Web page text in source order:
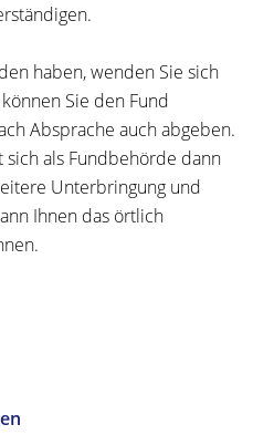
haben, wenden Sie sich
Sie den Fund
Absprache auch abgeben.
als Fundbehörde dann
Unterbringung und
Ihnen das örtlich